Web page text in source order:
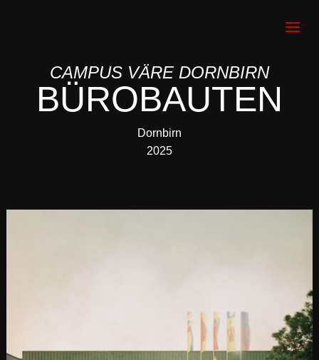
CAMPUS VÄRE DORNBIRN
BÜROBAUTEN
Dornbirn
2025